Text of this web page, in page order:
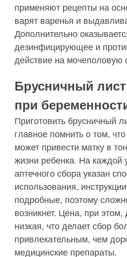
применяют рецепты на
варят варенья и
Дополнительно
дезинфицирующее и
действие на мочеполовую
Брусничный лист
при
Приготовить брусничный
главное помнить о том,
может привести матку в
жизни ребенка. На каждой
аптечного сбора указан
использования,
подробные, поэтому
возникнет. Цена, при этом,
низкая, что делает сбор
привлекательным, чем
медицинские препараты.